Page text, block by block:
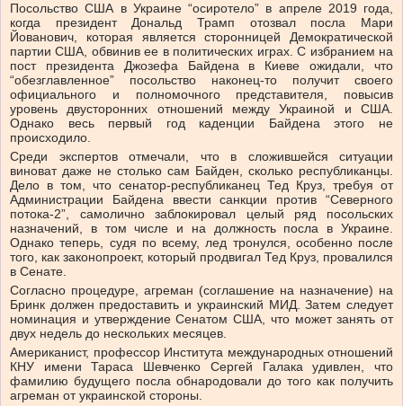
Посольство США в Украине “осиротело” в апреле 2019 года,
когда президент Дональд Трамп отозвал посла Мари
Йованович, которая является сторонницей Демократической
партии США, обвинив ее в политических играх. С избранием на
пост президента Джозефа Байдена в Киеве ожидали, что
“обезглавленное” посольство наконец-то получит своего
официального и полномочного представителя, повысив
уровень двусторонних отношений между Украиной и США.
Однако весь первый год каденции Байдена этого не
происходило.
Среди экспертов отмечали, что в сложившейся ситуации
виноват даже не столько сам Байден, сколько республиканцы.
Дело в том, что сенатор-республиканец Тед Круз, требуя от
Администрации Байдена ввести санкции против “Северного
потока-2”, самолично заблокировал целый ряд посольских
назначений, в том числе и на должность посла в Украине.
Однако теперь, судя по всему, лед тронулся, особенно после
того, как законопроект, который продвигал Тед Круз, провалился
в Сенате.
Согласно процедуре, агреман (соглашение на назначение) на
Бринк должен предоставить и украинский МИД. Затем следует
номинация и утверждение Сенатом США, что может занять от
двух недель до нескольких месяцев.
Американист, профессор Института международных отношений
КНУ имени Тараса Шевченко Сергей Галака удивлен, что
фамилию будущего посла обнародовали до того как получить
агреман от украинской стороны.